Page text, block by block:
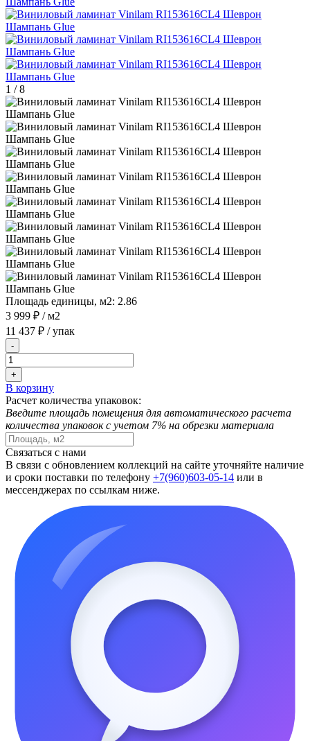
1 /8
Площадь единицы, м2: 2.86
3 999 ₽ / м2
11 437 ₽ / упак
-
+
В корзину
Расчет количества упаковок:
Введите площадь помещения для автоматического расчета
количества упаковок с учетом 7% на обрезки материала
Связаться с нами
В связи с обновлением коллекций на сайте уточняйте наличие
и сроки поставки по телефону +7(960)603-05-14 или в
мессенджерах по ссылкам ниже.